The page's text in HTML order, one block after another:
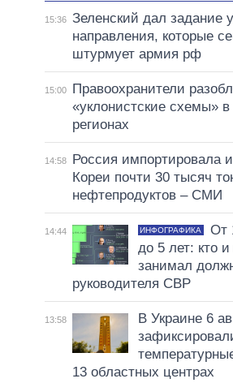
15:36 Зеленский дал задание
направления, которые
штурмует армия рф
15:00
Правоохранители
«уклонистские схемы» в
регионах
14:58
Россия импортировала
Кореи почти 30 тысяч
нефтепродуктов – СМИ
14:44 ИНФОГРАФИКА
От
до 5 лет: кто и
занимал
руководителя СВР
13:58
В Украине 6
13 областных центрах